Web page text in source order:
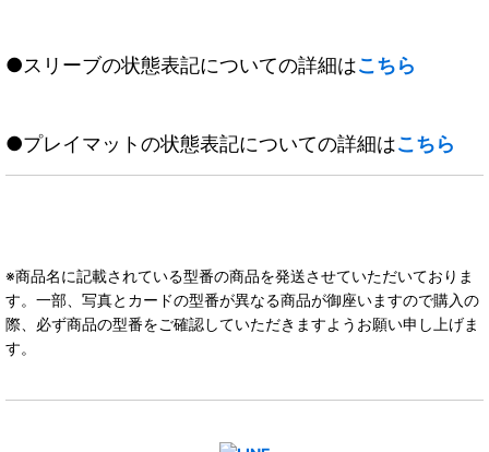
●スリーブの状態表記についての詳細はこちら
●プレイマットの状態表記についての詳細はこちら
※商品名に記載されている型番の商品を発送させていただいておりま
す。一部、写真とカードの型番が異なる商品が御座いますので購入の
際、必ず商品の型番をご確認していただきますようお願い申し上げま
す。